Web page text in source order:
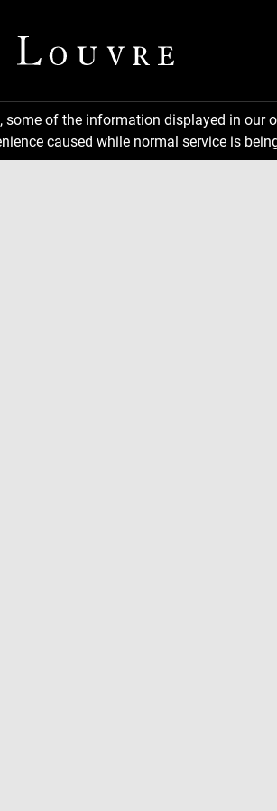
of the information displayed in
caused while normal service is